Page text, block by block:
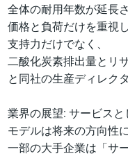
全体の耐用年数が延長
価格と負荷だけを重視
支持力だけでなく、
二酸化炭素排出量とリ
と同社の生産ディレク
業界の展望: サービスと
モデルは将来の方向性
一部の大手企業は「サ